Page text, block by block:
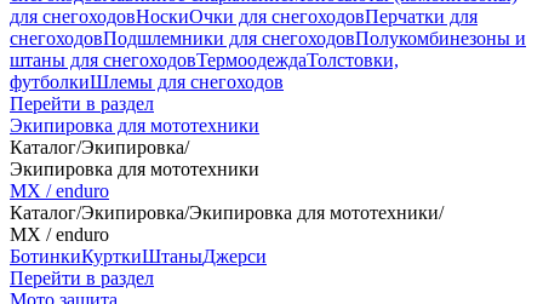
для снегоходовНоскиОчки для снегоходовПерчатки для
снегоходовПодшлемники для снегоходовПолукомбинезоны и
штаны для снегоходовТермоодеждаТолстовки,
футболкиШлемы для снегоходов
Перейти в раздел
Экипировка для мототехники
Каталог/Экипировка/
Экипировка для мототехники
MX / enduro
Каталог/Экипировка/Экипировка для мототехники/
MX / enduro
БотинкиКурткиШтаныДжерси
Перейти в раздел
Мото защита